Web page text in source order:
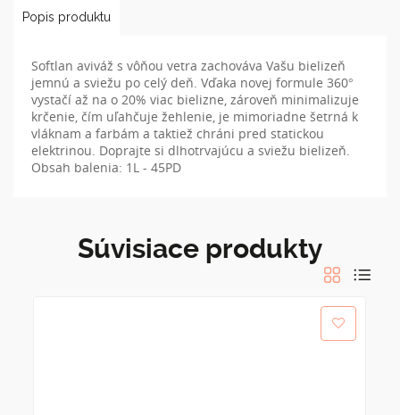
Popis produktu
Softlan aviváž s vôňou vetra zachováva Vašu bielizeň
jemnú a sviežu po celý deň. Vďaka novej formule 360°
vystačí až na o 20% viac bielizne, zároveň minimalizuje
krčenie, čím uľahčuje žehlenie, je mimoriadne šetrná k
vláknam a farbám a taktiež chráni pred statickou
elektrinou. Doprajte si dlhotrvajúcu a sviežu bielizeň.
Obsah balenia: 1L - 45PD
Súvisiace produkty